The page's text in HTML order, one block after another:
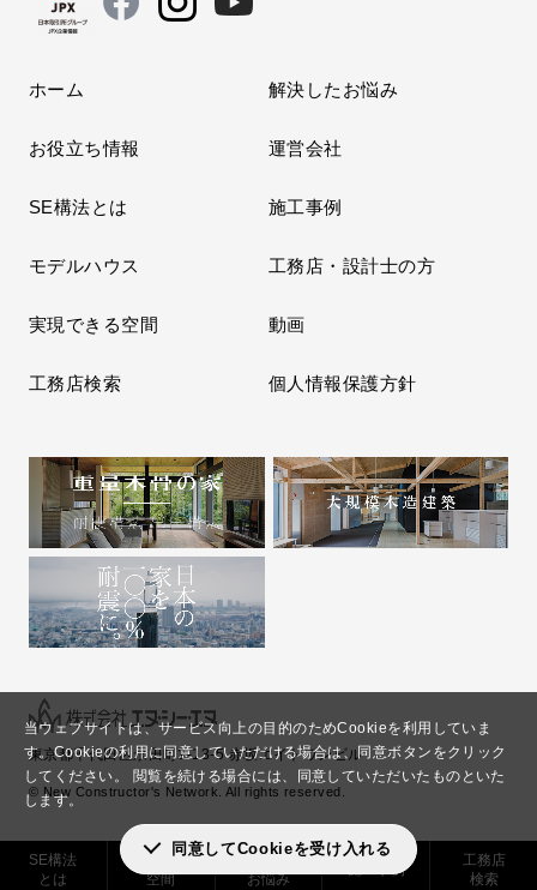
当ウェブサイトは、サービス向上の目的のためCookieを利用していま
す。Cookieの利用に同意していただける場合は、同意ボタンをクリック
してください。
閲覧を続ける場合には、同意していただいたものといた
します。
同意してCookieを受け入れる
SE構法
とは
実現できる
空間
お悩み
施工事例
工務店
検索
ホーム 解決したお悩み
お役立ち情報 運営会社
SE構法とは 施工事例
モデルハウス 工務店・設計士の方
実現できる空間 動画
工務店検索 個人情報保護方針
東京都千代田区永田町2-13-5 赤坂エイトワンビル
© New Constructor's Network. All rights reserved.